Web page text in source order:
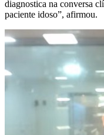
diagnostica na conversa
paciente idoso”, afirmou.